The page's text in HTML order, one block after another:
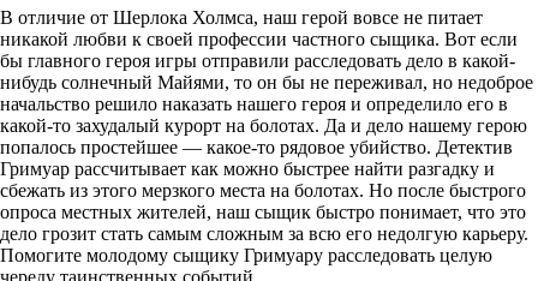
В отличие от Шерлока Холмса, наш герой вовсе не питает
никакой любви к своей профессии частного сыщика. Вот если
бы главного героя игры отправили расследовать дело в какой-
нибудь солнечный Майями, то он бы не переживал, но недоброе
начальство решило наказать нашего героя и определило его в
какой-то захудалый курорт на болотах. Да и дело нашему герою
попалось простейшее — какое-то рядовое убийство. Детектив
Гримуар рассчитывает как можно быстрее найти разгадку и
сбежать из этого мерзкого места на болотах. Но после быстрого
опроса местных жителей, наш сыщик быстро понимает, что это
дело грозит стать самым сложным за всю его недолгую карьеру.
Помогите молодому сыщику Гримуару расследовать целую
череду таинственных событий.